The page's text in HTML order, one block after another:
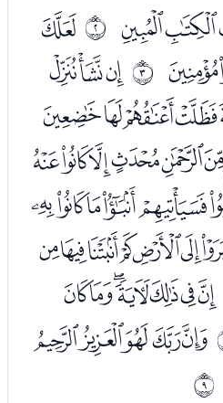
ﰁﭘ
ﰂﭟﭠﭡ
ﮌﮍﮎﮏﮐﮑﮒ
ﮖﮗﮘﮙﮚ
ﰈ